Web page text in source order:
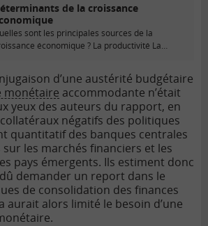
de la croissance
sont les principales sources de la
économique ? La productivité La
d’une austérité budgétaire
monétaire accommodante n’était
yeux des auteurs du rapport, en
négatifs des politiques
quantitatif des banques centrales
sur les marchés financiers et les
pays émergents. Ils estiment donc
demander un report dans le
de consolidation des finances
aurait alors limité le besoin d’une